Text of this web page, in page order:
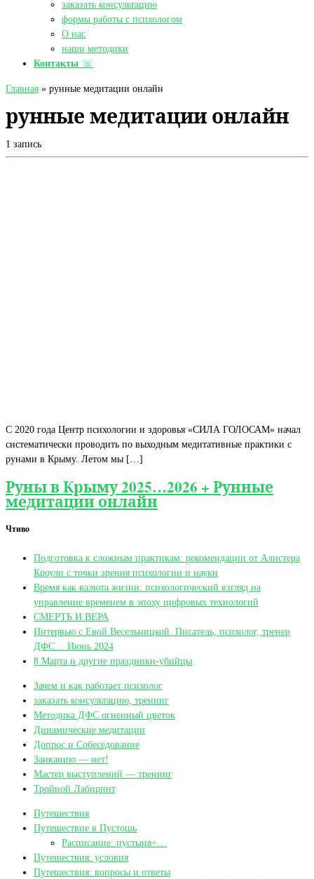
заказать консультацию
формы работы с психологом
О нас
наши методики
Контакты ☏
Главная » рунные медитации онлайн
рунные медитации онлайн
1 запись
С 2020 года Центр психологии и здоровья «СИЛА ГОЛОСАМ» начал
систематически проводить по выходным медитативные практики с
рунами в Крыму. Летом мы […]
Руны в Крыму 2025…2026 + Рунные
медитации онлайн
Чтиво
Подготовка к сложным практикам: рекомендации от Алистера
Кроули с точки зрения психологии и науки
Время как валюта жизни: психологический взгляд на
управление временем в эпоху цифровых технологий
СМЕРТЬ И ВЕРА
Интервью с Евой Весельницкой. Писатель, психолог, тренер
ДФС… Июнь 2024
8 Марта и другие праздники-убийцы
Зачем и как работает психолог
заказать консультацию, тренинг
Методика ДФС огненный цветок
Динамические медитации
Допрос и Собеседование
Заиканию — нет!
Мастер выступлений — тренинг
Тройной Лабиринт
Путешествия
Путешествие в Пустошь
Расписание: пустыня+…
Путешествия: условия
Путешествия: вопросы и ответы